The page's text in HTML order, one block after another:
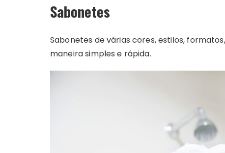
Sabonetes
Sabonetes de várias cores, estilos,
maneira simples e rápida.